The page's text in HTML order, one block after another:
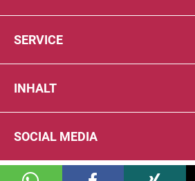
SERVICE
INHALT
SOCIAL MEDIA